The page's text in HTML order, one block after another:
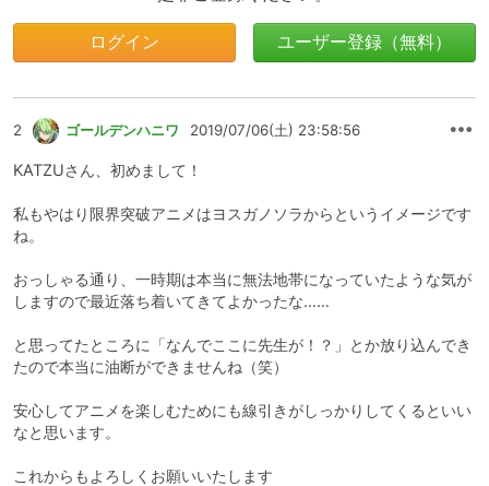
ログイン ユーザー登録（無料）
2 ゴールデンハニワ 2019/07/06(土) 23:58:56
KATZUさん、初めまして！
私もやはり限界突破アニメはヨスガノソラからというイメージです
ね。
おっしゃる通り、一時期は本当に無法地帯になっていたような気が
しますので最近落ち着いてきてよかったな……
と思ってたところに「なんでここに先生が！？」とか放り込んでき
たので本当に油断ができませんね（笑）
安心してアニメを楽しむためにも線引きがしっかりしてくるといい
なと思います。
これからもよろしくお願いいたします